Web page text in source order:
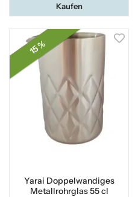
Kaufen
15 %
Yarai Doppelwandiges
Metallrohrglas 55 cl